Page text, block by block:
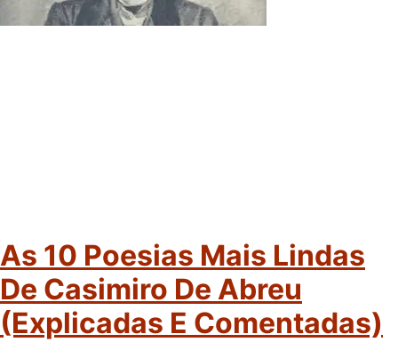
As 10 Poesias Mais Lindas
De Casimiro De Abreu
(explicadas E Comentadas)